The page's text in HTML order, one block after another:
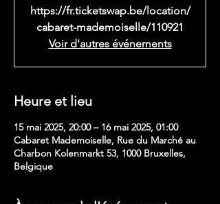
https://fr.ticketswap.be/location/
cabaret-mademoiselle/110921
Voir d'autres événements
Heure et lieu
15 mai 2025, 20:00 – 16 mai 2025, 01:00
Cabaret Mademoiselle, Rue du Marché au
Charbon Kolenmarkt 53, 1000 Bruxelles,
Belgique